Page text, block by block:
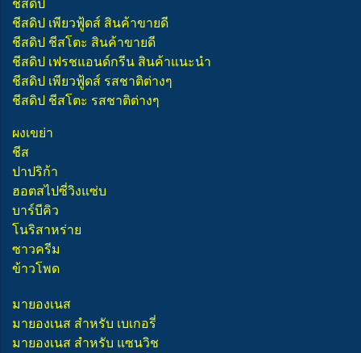
ชีสดิป
ชีสดิป เพียวฟู้ดส์ สินค้าขายดี
ชีสดิป ชีสโตะ สินค้าขายดี
ชีสดิป เฟรชแอนด์กรีน สินค้าแนะนำ
ชีสดิป เพียวฟู้ดส์ รสชาติต่างๆ
ชีสดิป ชีสโตะ รสชาติต่างๆ
ผงเขย่า
ชีส
ปาปริก้า
ฮอตสไปซี่วิงแซ่บ
บาร์บีคิว
โนริสาหร่าย
ซาวครีม
ข้าวโพด
มายองเนส
มายองเนส สำหรับ เบเกอรี่
มายองเนส สำหรับ แซนวิช